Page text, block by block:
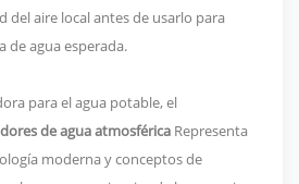
del aire local antes de usarlo para
de agua esperada.
para el agua potable, el
de agua atmosférica Representa
moderna y conceptos de